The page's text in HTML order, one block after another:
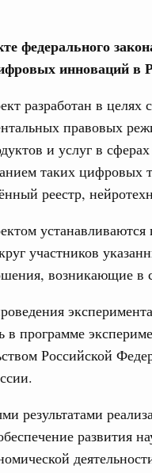
федерального
инноваций в
разработан в
правовых
и услуг в
таких цифровых
реестр,
участников
возникающие в
в программе
Российской
результатами
развития
технологий
Кравцов
на
политики
Ярославскую
Федерации.
и обновили
территорий
сельских
Городская среда
заказчик»